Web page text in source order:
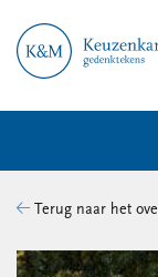
Terug naar het